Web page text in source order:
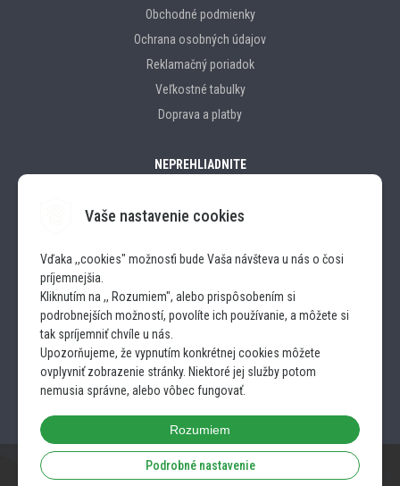
Vaše nastavenie cookies
Vďaka ,,cookies" možnosťi bude Vaša návšteva u nás o čosi
príjemnejšia.
Kliknutím na ,, Rozumiem", alebo prispôsobením si
podrobnejších možností, povolíte ich používanie, a môžete si
tak spríjemniť chvíle u nás.
Upozorňujeme, že vypnutím konkrétnej cookies môžete
ovplyvniť zobrazenie stránky. Niektoré jej služby potom
nemusia správne, alebo vôbec fungovať.
Rozumiem
Podrobné nastavenie
Obchodné podmienky
Ochrana osobných údajov
Reklamačný poriadok
Veľkostné tabulky
Doprava a platby
NEPREHLIADNITE
INSTAGRAM
FACEBOOK